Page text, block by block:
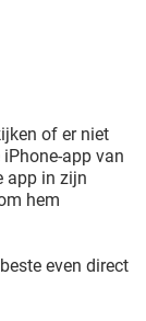
of er niet
app van
app in zijn
hem
even direct